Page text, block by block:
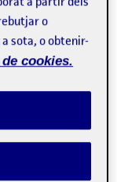
de
la biografía
rotuladores y
o
sota, o obtenir-
cookies.